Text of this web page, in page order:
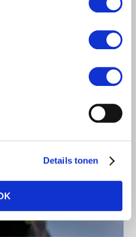
Details tonen
uit Nederland te krijgen.
Lees meer